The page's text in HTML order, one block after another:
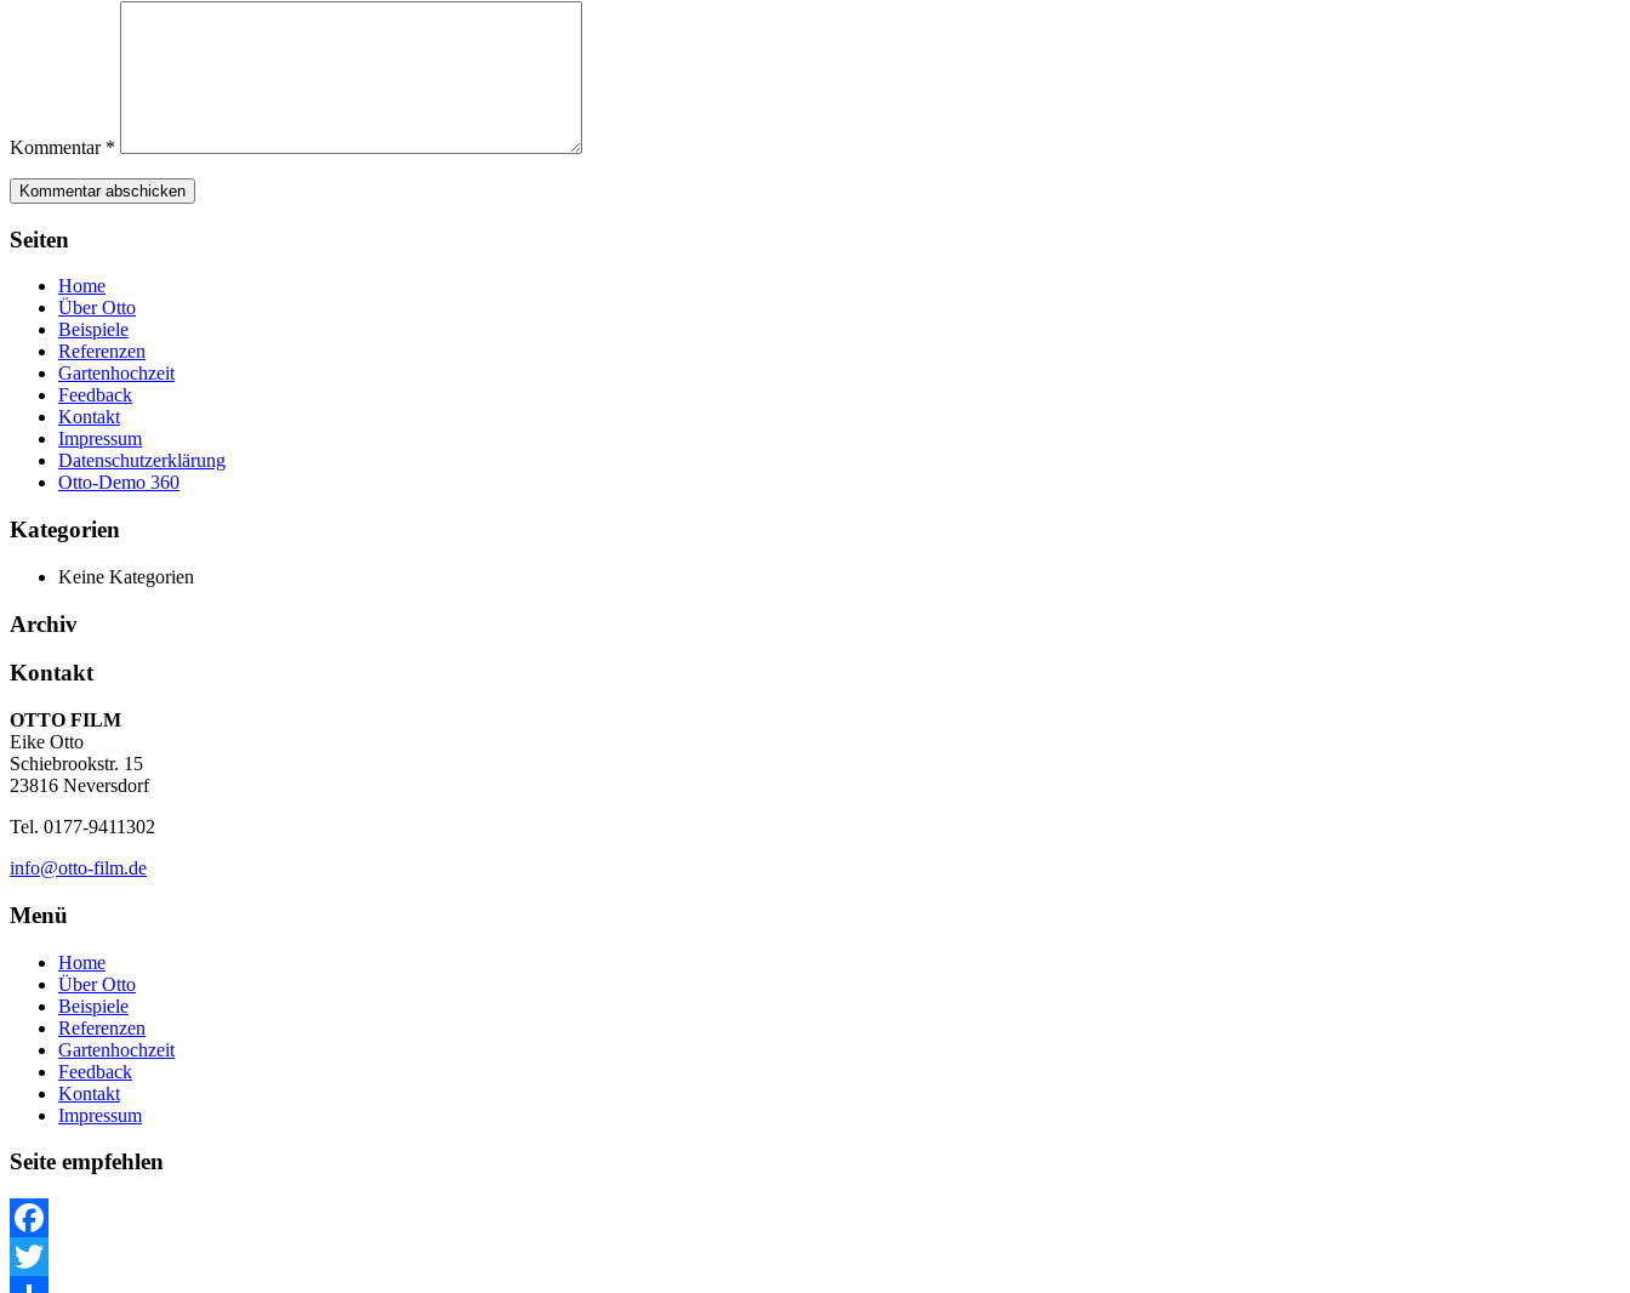
Kommentar *
Seiten
Home
Über Otto
Beispiele
Referenzen
Gartenhochzeit
Feedback
Kontakt
Impressum
Datenschutzerklärung
Otto-Demo 360
Kategorien
Keine Kategorien
Archiv
Kontakt
OTTO FILM
Eike Otto
Schiebrookstr. 15
23816 Neversdorf
Tel. 0177-9411302
info@otto-film.de
Menü
Home
Über Otto
Beispiele
Referenzen
Gartenhochzeit
Feedback
Kontakt
Impressum
Seite empfehlen
Facebook